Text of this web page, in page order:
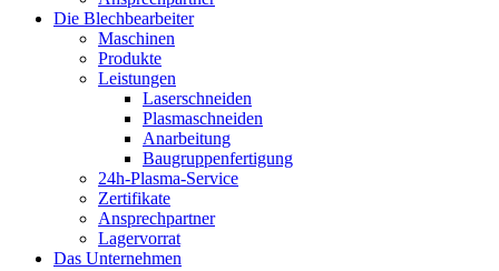
Die Blechbearbeiter
Maschinen
Produkte
Leistungen
Laserschneiden
Plasmaschneiden
Anarbeitung
Baugruppenfertigung
24h-Plasma-Service
Zertifikate
Ansprechpartner
Lagervorrat
Das Unternehmen